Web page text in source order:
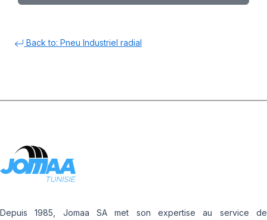
Back to: Pneu Industriel radial
Depuis 1985, Jomaa SA met son expertise au service de